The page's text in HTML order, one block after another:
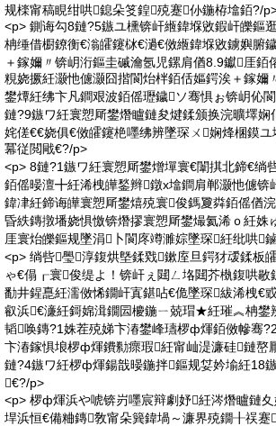
规檪甯稿睍绀哄鎴朵笅鍠殑蹇仦鍦栫墖銆?/
<p> 鍘诲勾8鏈?5鏃ユ櫄锛屽緪鍏堢敓鍜屽皪鏂
柟缍借櫉鐐衡€滃皬鑳栤€濄€傚緪鍏堢敓鐪嬩腑
＋鎵嬭〃锛岄洐鏂圭磩瀹氬児鏍肩偤8.9钀厓銆
粯娆撅紝灏忚儢灏囧揩閬炲柈銆佸嫗鍔涘＋鎵嬭
鐢燂紝绋卞凡鐧艰波銆傜瓑鐬ソ骞惧ぉ锛岄伈
鏈?9鏃ワ紝寰愬厛鐢熸矑鏈夋煡鍒颁换浣曠墿娴
姹傞€€娆俱€傚皬鑳栬嚜绋辨墜琛ㄨ娴烽棞鏌
冪従閲戙€?/p>
<p> 8鏈?1鏃ワ紝寰愬厛鐢熷墠寰€闈掑北鍗€绱
銆傜暥澶╋紝浠栧皣鍫辫鐓х墖鐧肩郸灏忚儢锛
鍏冿紝鍗诲皣寰愬厛鐢熺殑寰俊鎷夐粦銆傜偤
昏紩鏄撴墦娆惧憿锛熸摎寰愬厛鐢熶氦浠ｏ紝姝
厓寰炲皪鏂规墜涓卜閬庝竴濉婃墜琛紝纰哄
<p> 绱呰璺淳鍑烘墍鍒戣鏉庢旦鍔犲叆鍒板
ゃ€傝┎寰俊缇よ！锛屽ぇ閮ㄥ垎閮芥槸鍑哄敭
勫井鍟嗭紝濡傚悕鐗屽寘鍖呫€佹墜琛紱浠栧€
叡浜€濓紝鎶婂湒鐗囩櫦鍦ㄧ兢瑁★紝璀︽柟鐢
韬唤鏄?1姝茬殑娣卞湷鐢峰瓙椤ф煇銆傚幓骞
卞湷鎵惧埌椤ф煇鐨勬瘝瑕紝甯屾湜濂硅鏈嶅
鏈?4鏃ワ紝椤ф煇鍚戠暥鍦拌鏂规姇妗堬紝18
€?/p>
<p> 椤ф煇浜や唬锛岃嚜宸辩劇妤紝涔熸矑鏈
垾浜恒€備粬鏄敎甯朵簨鍏堝～濂界殑鐗╂祦蹇